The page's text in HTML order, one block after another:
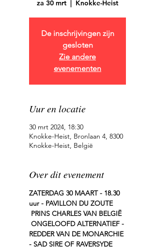
za 30 mrt
  |
Knokke-Heist
De inschrijvingen zijn
gesloten
Zie andere
evenementen
Uur en locatie
30 mrt 2024, 18:30
Knokke-Heist, Bronlaan 4, 8300
Knokke-Heist, België
Over dit evenement
ZATERDAG 30 MAART - 18.30
uur - PAVILLON DU ZOUTE
PRINS CHARLES VAN BELGIË
ONGELOOFD ALTERNATIEF -
REDDER VAN DE MONARCHIE
- SAD SIRE OF RAVERSYDE